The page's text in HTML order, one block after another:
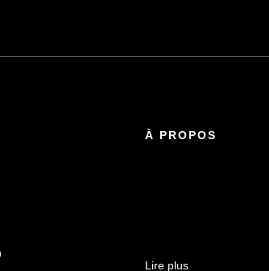
À PROPOS
Lire plus